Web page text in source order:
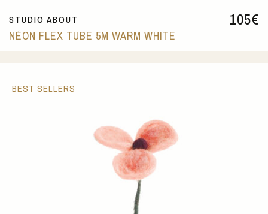
105€
STUDIO ABOUT
NÉON FLEX TUBE 5M WARM WHITE
BEST SELLERS